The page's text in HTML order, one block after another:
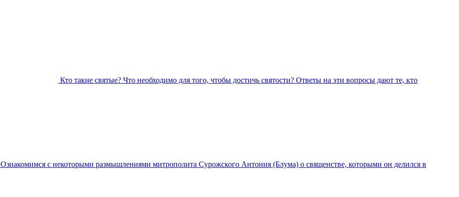
Кто такие святые? Что необходимо для того, чтобы достичь святости? Ответы на эти вопросы дают те, кто
Ознакомимся с некоторыми размышлениями митрополита Сурожского Антония (Блума) о священстве, которыми он делился в